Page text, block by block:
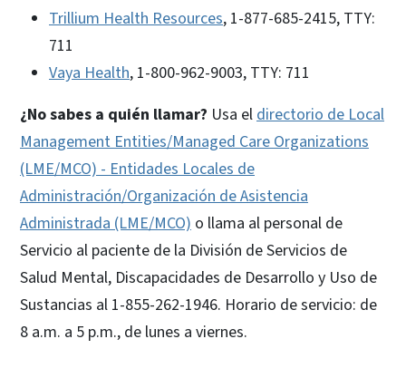
Trillium Health Resources, 1-877-685-2415, TTY:
711
Vaya Health, 1-800-962-9003, TTY: 711
¿No sabes a quién llamar? Usa el directorio de Local
Management Entities/Managed Care Organizations
(LME/MCO) - Entidades Locales de
Administración/Organización de Asistencia
Administrada (LME/MCO) o llama al personal de
Servicio al paciente de la División de Servicios de
Salud Mental, Discapacidades de Desarrollo y Uso de
Sustancias al 1-855-262-1946. Horario de servicio: de
8 a.m. a 5 p.m., de lunes a viernes.